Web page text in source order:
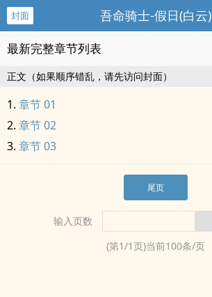
封面 吾命骑士-假日(白云)
最新完整章节列表
正文（如果顺序错乱，请先访问封面）
章节 01
章节 02
章节 03
尾页
输入页数
(第1/1页)当前100条/页